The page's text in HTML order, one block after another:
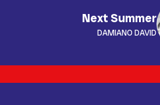
Next Summer
DAMIANO DAVID